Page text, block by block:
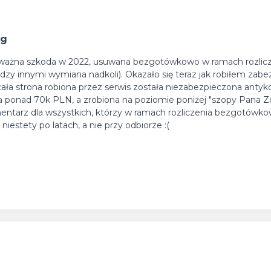
szkoda w 2022, usuwana bezgotówkowo w ramach
innymi wymiana nadkoli). Okazało się teraz jak robiłem
strona robiona przez serwis została niezabezpieczona
ponad 70k PLN, a zrobiona na poziomie poniżej "szopy Pana
dla wszystkich, którzy w ramach rozliczenia
po latach, a nie przy odbiorze :(